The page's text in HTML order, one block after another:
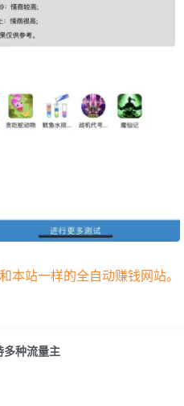
站一样的全自动赚钱网站。
种流量主